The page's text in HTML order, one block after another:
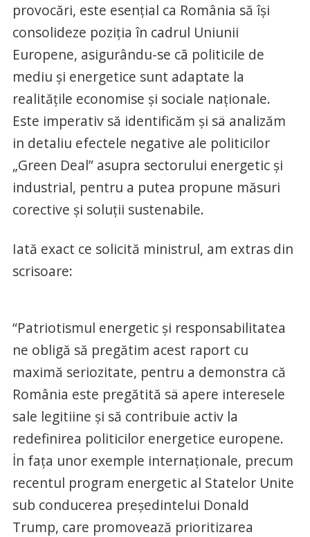
provocări, este esențial ca România să își
consolideze poziția în cadrul Uniunii
Europene, asigurându-se cã politicile de
mediu și energetice sunt adaptate la
realitățile economise și sociale naționale.
Este imperativ să identificăm şi sä analizăm
in detaliu efectele negative ale politicilor
„Green Deal” asupra sectorului energetic și
industrial, pentru a putea propune măsuri
corective și soluții sustenabile.
Iată exact ce solicită ministrul, am extras din
scrisoare:
“Patriotismul energetic și responsabilitatea
ne obligă să pregătim acest raport cu
maximă seriozitate, pentru a demonstra că
România este pregătită sä apere interesele
sale legitiine și să contribuie activ la
redefinirea politicilor energetice europene.
İn fața unor exemple internaționale, precum
recentul program energetic al Statelor Unite
sub conducerea președintelui Donald
Trump, care promovează prioritizarea